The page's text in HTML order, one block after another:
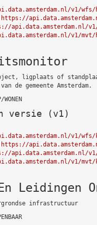
v1/
https://
api.data.amsterdam.nl/
v1/
ligplaats of
de gemeente Amsterdam.
versie (v1)
v1/
https://
api.data.amsterdam.nl/
v1/
Leidingen
infrastructuur